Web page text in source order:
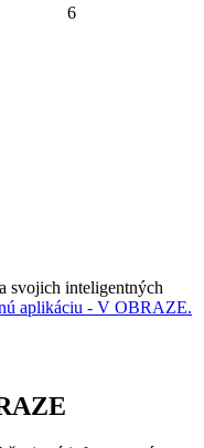
6
svojich inteligentných
aplikáciu - V OBRAZE.